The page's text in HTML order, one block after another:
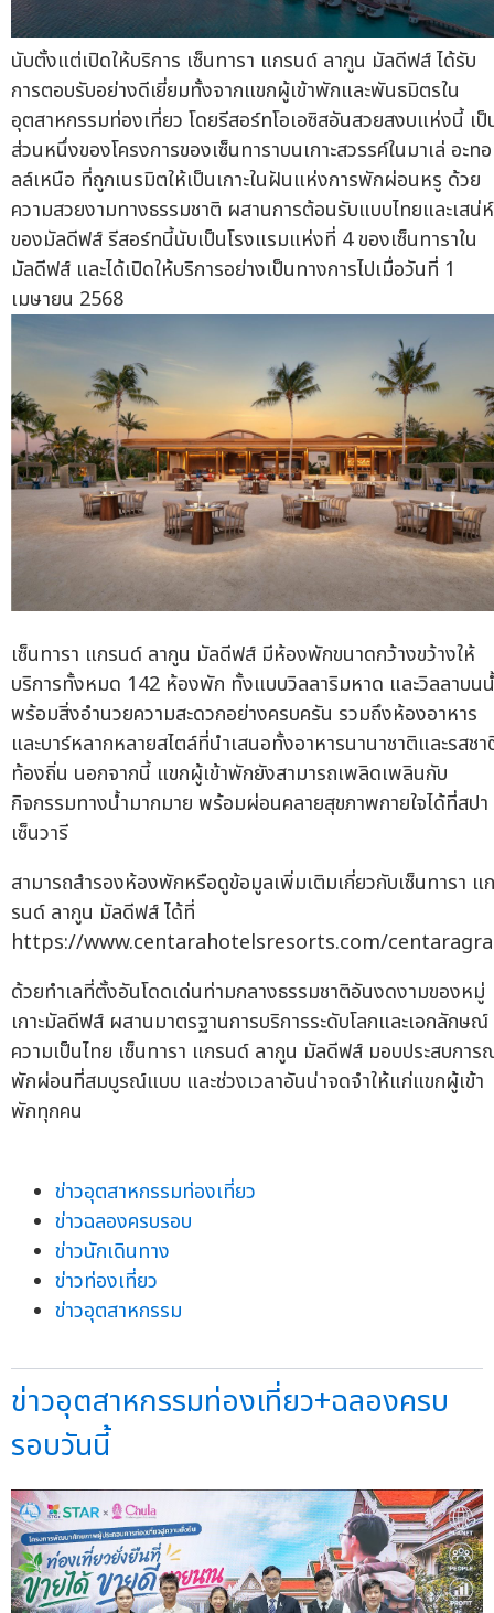
นับตั้งแต่เปิดให้บริการ เซ็นทารา แกรนด์ ลากูน มัลดีฟส์ ได้รับ
การตอบรับอย่างดีเยี่ยมทั้งจากแขกผู้เข้าพักและพันธมิตรใน
อุตสาหกรรมท่องเที่ยว โดยรีสอร์ทโอเอซิสอันสวยสงบแห่งนี้ เ
ส่วนหนึ่งของโครงการของเซ็นทาราบนเกาะสวรรค์ในมาเล่ อะทอ
ลล์เหนือ ที่ถูกเนรมิตให้เป็นเกาะในฝันแห่งการพักผ่อนหรู ด้วย
ความสวยงามทางธรรมชาติ ผสานการต้อนรับแบบไทยและเสน่ห์
ของมัลดีฟส์ รีสอร์ทนี้นับเป็นโรงแรมแห่งที่ 4 ของเซ็นทาราใน
มัลดีฟส์ และได้เปิดให้บริการอย่างเป็นทางการไปเมื่อวันที่ 1
เมษายน 2568
เซ็นทารา แกรนด์ ลากูน มัลดีฟส์ มีห้องพักขนาดกว้างขว้างให้
บริการทั้งหมด 142 ห้องพัก ทั้งแบบวิลลาริมหาด และวิลลาบน
พร้อมสิ่งอำนวยความสะดวกอย่างครบครัน รวมถึงห้องอาหาร
และบาร์หลากหลายสไตล์ที่นำเสนอทั้งอาหารนานาชาติและรสช
ท้องถิ่น นอกจากนี้ แขกผู้เข้าพักยังสามารถเพลิดเพลินกับ
กิจกรรมทางน้ำมากมาย พร้อมผ่อนคลายสุขภาพกายใจได้ที่สปา
เซ็นวารี
สามารถสำรองห้องพักหรือดูข้อมูลเพิ่มเติมเกี่ยวกับเซ็นทารา แก
รนด์ ลากูน มัลดีฟส์ ได้ที่
https://www.centarahotelsresorts.com/
ด้วยทำเลที่ตั้งอันโดดเด่นท่ามกลางธรรมชาติอันงดงามของหมู่
เกาะมัลดีฟส์ ผสานมาตรฐานการบริการระดับโลกและเอกลักษณ์
ความเป็นไทย เซ็นทารา แกรนด์ ลากูน มัลดีฟส์ มอบประสบการ
พักผ่อนที่สมบูรณ์แบบ และช่วงเวลาอันน่าจดจำให้แก่แขกผู้เข้า
พักทุกคน
ข่าวอุตสาหกรรมท่องเที่ยว
ข่าวฉลองครบรอบ
ข่าวนักเดินทาง
ข่าวท่องเที่ยว
ข่าวอุตสาหกรรม
ข่าวอุตสาหกรรมท่องเที่ยว+ฉลองครบ
รอบวันนี้